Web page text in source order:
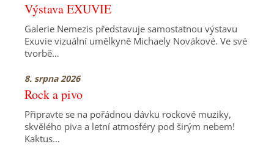
Výstava EXUVIE
Galerie Nemezis představuje samostatnou výstavu
Exuvie vizuální umělkyně Michaely Novákové. Ve své
tvorbě…
8. srpna 2026
Rock a pivo
Připravte se na pořádnou dávku rockové muziky,
skvělého piva a letní atmosféry pod širým nebem!
Kaktus…